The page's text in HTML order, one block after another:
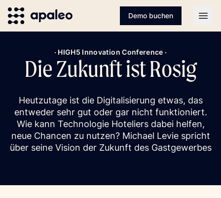
Demo buchen
· HIGH5 Innovation Conference ·
Die Zukunft ist Rosig
Heutzutage ist die Digitalisierung etwas, das
entweder sehr gut oder gar nicht funktioniert.
Wie kann Technologie Hoteliers dabei helfen,
neue Chancen zu nutzen? Michael Levie spricht
über seine Vision der Zukunft des Gastgewerbes